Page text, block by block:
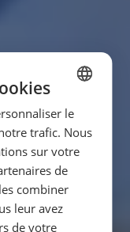
SPANISH
FRENCH
GERMAN
le
trafic. Nous
sur votre
de
combiner
leur avez
de votre